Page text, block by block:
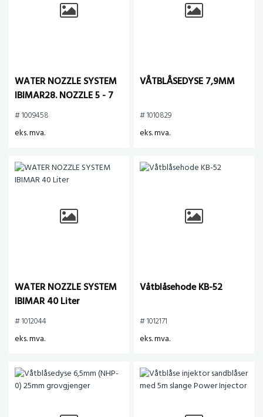
WATER NOZZLE SYSTEM
IBIMAR28. NOZZLE 5 - 7
# 1009458
eks. mva.
VÅTBLÅSEDYSE 7,9MM
# 1010829
eks. mva.
WATER NOZZLE SYSTEM
IBIMAR 40 Liter
# 1012044
eks. mva.
Våtblåsehode KB-52
# 1012171
eks. mva.